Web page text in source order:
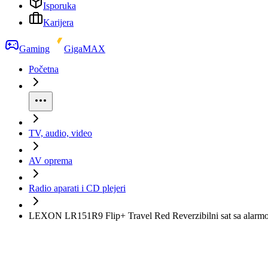
Isporuka
Karijera
Gaming
GigaMAX
Početna
TV, audio, video
AV oprema
Radio aparati i CD plejeri
LEXON LR151R9 Flip+ Travel Red Reverzibilni sat sa